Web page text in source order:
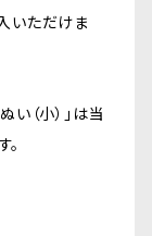
いただけま
（小）」は当